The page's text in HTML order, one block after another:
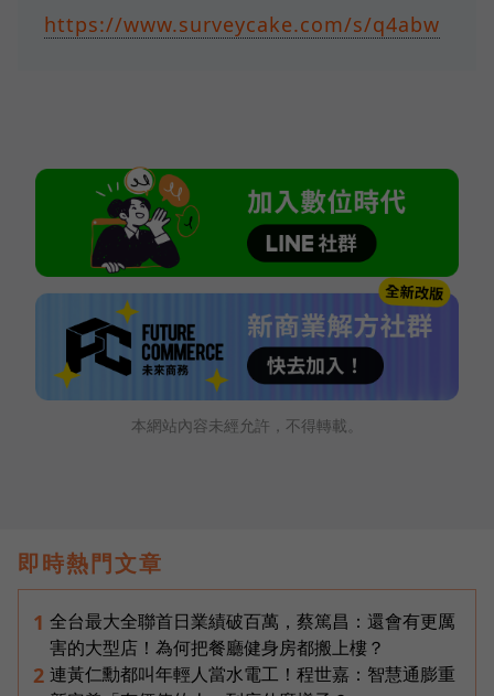
https://www.surveycake.com/s/q4abw
本網站內容未經允許，不得轉載。
即時熱門文章
1 全台最大全聯首日業績破百萬，蔡篤昌：還會有更厲
害的大型店！為何把餐廳健身房都搬上樓？
2 連黃仁勳都叫年輕人當水電工！程世嘉：智慧通膨重